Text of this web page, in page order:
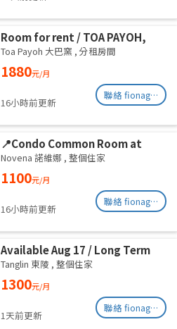
Room for rent / TOA PAYOH,
NOVENA MRT / Master room /
1pax stay / Available Sept 2
Toa Payoh 大巴窯 , 分租房間
1880元/月
16小時前更新
聯絡 fionag@transinex.com.sg
📍Condo Common Room at
Balestier - Available
Immediately
Novena 諾維娜 , 整個住家
1100元/月
16小時前更新
聯絡 fionag@transinex.com.sg
Available Aug 17 / Long Term
Rental / For 1-2 person stay
only / Include utilities
Tanglin 東陵 , 整個住家
1300元/月
1天前更新
聯絡 fionag@transinex.com.sg